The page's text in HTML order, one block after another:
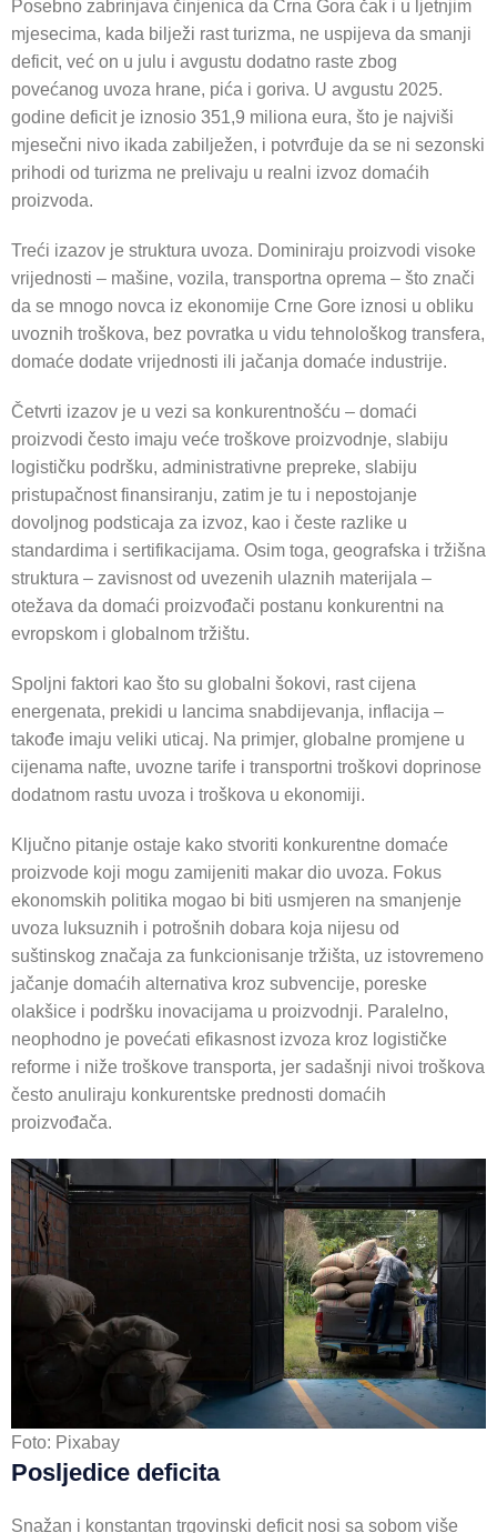
Posebno zabrinjava činjenica da Crna Gora čak i u ljetnjim
mjesecima, kada bilježi rast turizma, ne uspijeva da smanji
deficit, već on u julu i avgustu dodatno raste zbog
povećanog uvoza hrane, pića i goriva. U avgustu 2025.
godine deficit je iznosio 351,9 miliona eura, što je najviši
mjesečni nivo ikada zabilježen, i potvrđuje da se ni sezonski
prihodi od turizma ne prelivaju u realni izvoz domaćih
proizvoda.
Treći izazov je struktura uvoza. Dominiraju proizvodi visoke
vrijednosti – mašine, vozila, transportna oprema – što znači
da se mnogo novca iz ekonomije Crne Gore iznosi u obliku
uvoznih troškova, bez povratka u vidu tehnološkog transfera,
domaće dodate vrijednosti ili jačanja domaće industrije.
Četvrti izazov je u vezi sa konkurentnošću – domaći
proizvodi često imaju veće troškove proizvodnje, slabiju
logističku podršku, administrativne prepreke, slabiju
pristupačnost finansiranju, zatim je tu i nepostojanje
dovoljnog podsticaja za izvoz, kao i česte razlike u
standardima i sertifikacijama. Osim toga, geografska i tržišna
struktura – zavisnost od uvezenih ulaznih materijala –
otežava da domaći proizvođači postanu konkurentni na
evropskom i globalnom tržištu.
Spoljni faktori kao što su globalni šokovi, rast cijena
energenata, prekidi u lancima snabdijevanja, inflacija –
takođe imaju veliki uticaj. Na primjer, globalne promjene u
cijenama nafte, uvozne tarife i transportni troškovi doprinose
dodatnom rastu uvoza i troškova u ekonomiji.
Ključno pitanje ostaje kako stvoriti konkurentne domaće
proizvode koji mogu zamijeniti makar dio uvoza. Fokus
ekonomskih politika mogao bi biti usmjeren na smanjenje
uvoza luksuznih i potrošnih dobara koja nijesu od
suštinskog značaja za funkcionisanje tržišta, uz istovremeno
jačanje domaćih alternativa kroz subvencije, poreske
olakšice i podršku inovacijama u proizvodnji. Paralelno,
neophodno je povećati efikasnost izvoza kroz logističke
reforme i niže troškove transporta, jer sadašnji nivoi troškova
često anuliraju konkurentske prednosti domaćih
proizvođača.
Foto: Pixabay
Posljedice deficita
Snažan i konstantan trgovinski deficit nosi sa sobom više